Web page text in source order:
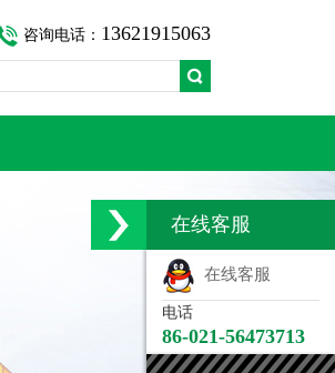
咨询电话： 13621915063
在线客服
在线客服
电话
86-021-56473713